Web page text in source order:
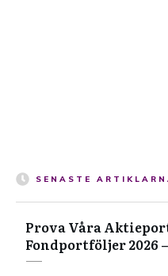
SENASTE
Prova Våra
Fondportföljer 2026